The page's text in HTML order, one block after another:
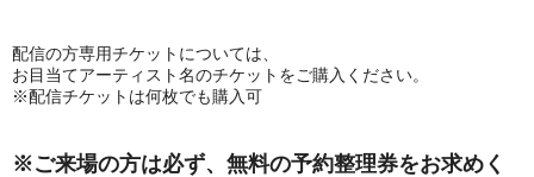
配信の方専用チケットについては、
お目当てアーティスト名のチケットをご購入ください。
※配信チケットは何枚でも購入可
※ご来場の方は必ず、無料の予約整理券をお求めく